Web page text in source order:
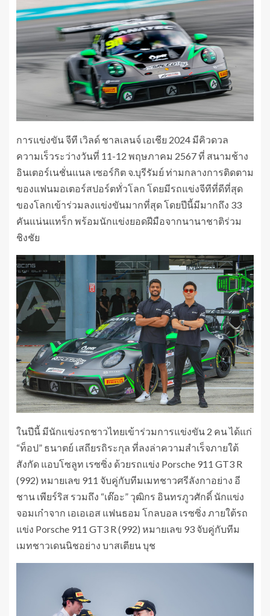
การแข่งขัน จีที เวิลด์ ชาลเลนจ์ เอเชีย 2024 มีคิวดวล
ความเร็วระว่างวันที่ 11-12 พฤษภาคม 2567 ที่ สนามช้าง
อินเตอร์เนชั่นแนล เซอร์กิต จ.บุรีรัมย์ ท่ามกลางการติดตาม
ของแฟนมอเตอร์สปอร์ตทั่วโลก โดยมีรถแข่งจีทีที่ดีที่สุด
ของโลกเข้าร่วมลงแข่งขันมากที่สุด โดยปีนี้มีมากถึง 33
คันแน่นแทร็ก พร้อมนักแข่งยอดฝีมือจากนานาชาติร่วม
ชิงชัย
ในปีนี้ มีนักแข่งรถชาวไทยเข้าร่วมการแข่งขัน 2 คน ได้แก่
“ท็อป” ธนาตย์ เสถียรถิระกุล ที่ลงล่าความสำเร็จภายใต้
สังกัด แอบโซลูท เรซซิ่ง ด้วยรถแข่ง Porsche 911 GT3 R
(992) หมายเลข 911 จับคู่กับทีมเมทชาวศรีลังกาอย่าง อี
ชาน เพียร์ริส รวมถึง “เต๊อะ” วุฒิกร อินทรภูวศักดิ์ นักแข่ง
จอมเก๋าจาก เอเอเอส แฟนธอม โกลบอล เรซซิ่ง ภายใต้รถ
แข่ง Porsche 911 GT3 R (992) หมายเลข 93 จับคู่กับทีม
เมทชาวเดนนิชอย่าง บาสเตียน บุช